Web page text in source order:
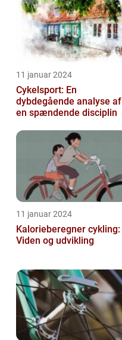
11 januar 2024
Cykelsport: En
dybdegående analyse af
en spændende disciplin
11 januar 2024
Kalorieberegner cykling:
Viden og udvikling